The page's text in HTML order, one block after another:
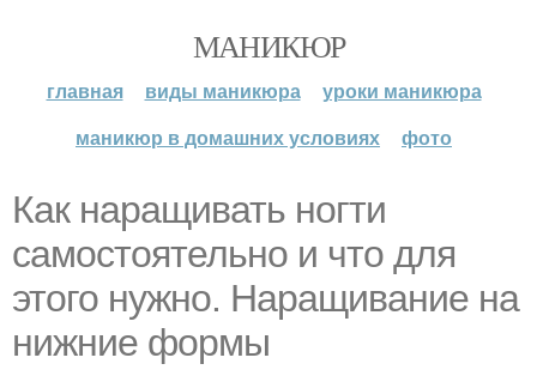
МАНИКЮР
главная виды маникюра
уроки маникюра
маникюр в домашних условиях
фото
Как наращивать ногти
самостоятельно и что для
этого нужно. Наращивание на
нижние формы